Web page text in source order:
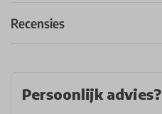
Recensies
Persoonlijk advies?